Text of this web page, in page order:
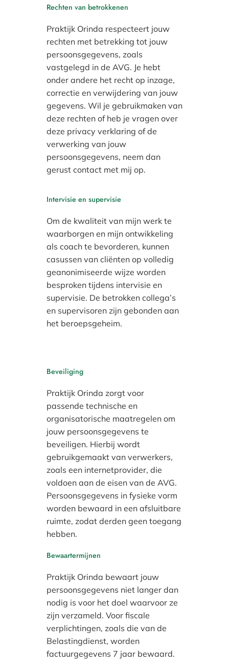
Rechten van betrokkenen
Praktijk Orinda respecteert jouw
rechten met betrekking tot jouw
persoonsgegevens, zoals
vastgelegd in de AVG. Je hebt
onder andere het recht op inzage,
correctie en verwijdering van jouw
gegevens. Wil je gebruikmaken van
deze rechten of heb je vragen over
deze privacy verklaring of de
verwerking van jouw
persoonsgegevens, neem dan
gerust contact met mij op.
Intervisie en supervisie
Om de kwaliteit van mijn werk te
waarborgen en mijn ontwikkeling
als coach te bevorderen, kunnen
casussen van cliënten op volledig
geanonimiseerde wijze worden
besproken tijdens intervisie en
supervisie. De betrokken collega’s
en supervisoren zijn gebonden aan
het beroepsgeheim.
Beveiliging
Praktijk Orinda zorgt voor
passende technische en
organisatorische maatregelen om
jouw persoonsgegevens te
beveiligen. Hierbij wordt
gebruikgemaakt van verwerkers,
zoals een internetprovider, die
voldoen aan de eisen van de AVG.
Persoonsgegevens in fysieke vorm
worden bewaard in een afsluitbare
ruimte, zodat derden geen toegang
hebben.
Bewaartermijnen
Praktijk Orinda bewaart jouw
persoonsgegevens niet langer dan
nodig is voor het doel waarvoor ze
zijn verzameld. Voor fiscale
verplichtingen, zoals die van de
Belastingdienst, worden
factuurgegevens 7 jaar bewaard.